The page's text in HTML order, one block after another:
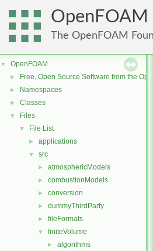
OpenFOAM
The OpenFOAM
▼ OpenFOAM
► Free, Open Source Software from the
► Namespaces
► Classes
▼ Files
▼ File List
► applications
▼ src
► atmosphericModels
► combustionModels
► conversion
► dummyThirdParty
► fileFormats
▼ finiteVolume
► algorithms